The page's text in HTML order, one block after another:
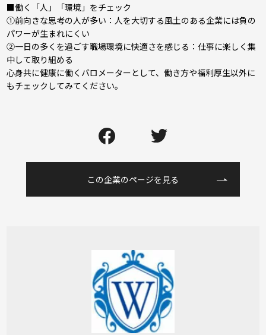
■働く「人」「環境」をチェック
①前向きな思考の人が多い：人を大切する風土のある企業には負の
パワーが生まれにくい
②一日の多くを過ごす職場環境に快適さを感じる：仕事に楽しく集
中して取り組める
心身共に健康に働くバロメーターとして、働き方や福利厚生以外に
もチェックしてみてください。
この企業のページを⾒る